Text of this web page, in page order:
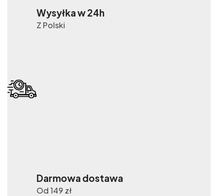
Wysyłka w 24h
Z Polski
Darmowa dostawa
Od 149 zł